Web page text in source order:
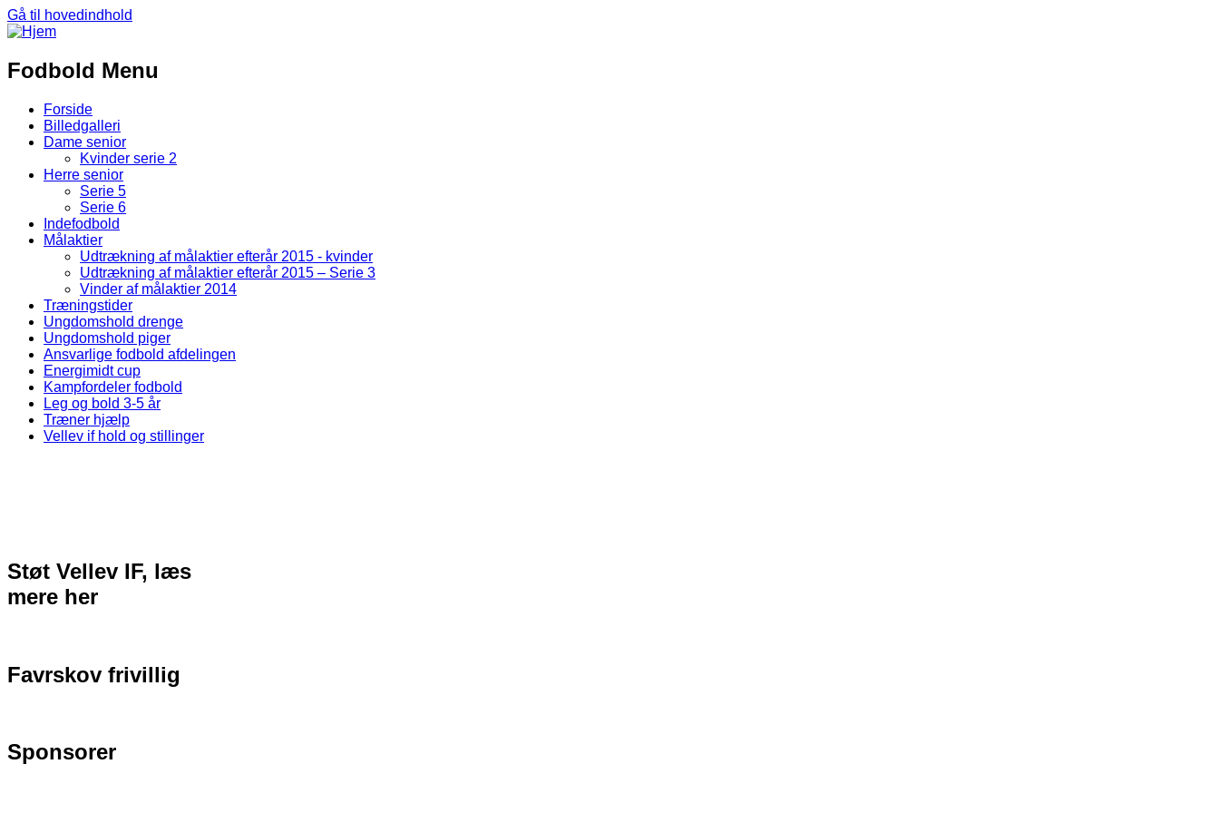
Gå til hovedindhold
Fodbold Menu
Forside
Billedgalleri
Dame senior
Kvinder serie 2
Herre senior
Serie 5
Serie 6
Indefodbold
Målaktier
Udtrækning af målaktier efterår 2015 - kvinder
Udtrækning af målaktier efterår 2015 – Serie 3
Vinder af målaktier 2014
Træningstider
Ungdomshold drenge
Ungdomshold piger
Ansvarlige fodbold afdelingen
Energimidt cup
Kampfordeler fodbold
Leg og bold 3-5 år
Træner hjælp
Vellev if hold og stillinger
Støt Vellev IF, læs
mere her
Favrskov frivillig
Sponsorer